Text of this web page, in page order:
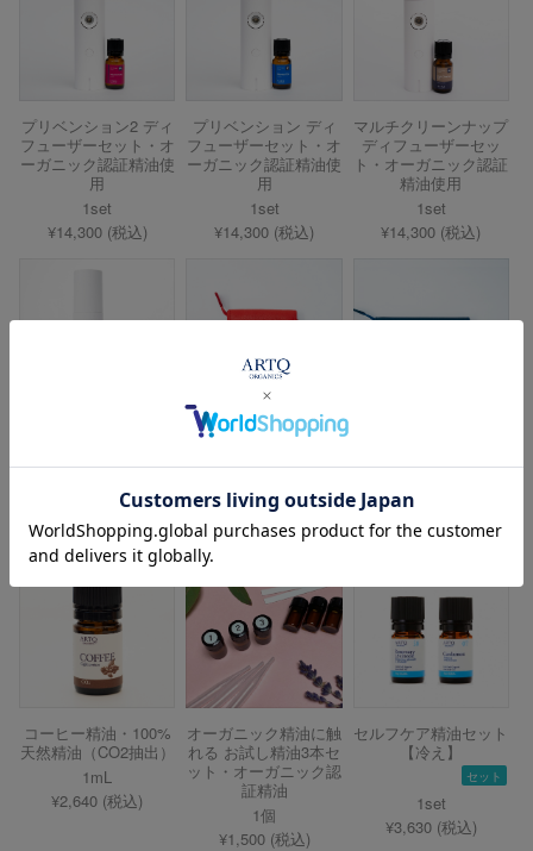
プリベンション2 ディ
フューザーセット・オ
ーガニック認証精油使
用
1set
¥14,300 (税込)
プリベンション ディ
フューザーセット・オ
ーガニック認証精油使
用
1set
¥14,300 (税込)
マルチクリーンナップ
ディフューザーセッ
ト・オーガニック認証
精油使用
1set
¥14,300 (税込)
¥16,060 (税込)
ビオレザー精油ケー
オレンジ／レッド
¥16,500～ (税込)
ネイビー
¥27,500 (税込)
コーヒー精油・100%
天然精油（CO2抽出）
1mL
¥2,640 (税込)
オーガニック精油に触
れる お試し精油3本セ
ット・オーガニック認
証精油
1個
¥1,500 (税込)
セルフケア精油セット
【冷え】
セット
1set
¥3,630 (税込)